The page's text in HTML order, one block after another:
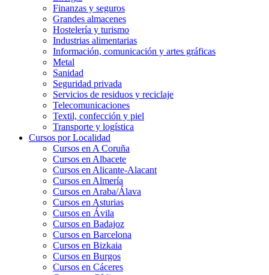
Finanzas y seguros
Grandes almacenes
Hostelería y turismo
Industrias alimentarias
Información, comunicación y artes gráficas
Metal
Sanidad
Seguridad privada
Servicios de residuos y reciclaje
Telecomunicaciones
Textil, confección y piel
Transporte y logística
Cursos por Localidad
Cursos en A Coruña
Cursos en Albacete
Cursos en Alicante-Alacant
Cursos en Almería
Cursos en Araba/Álava
Cursos en Asturias
Cursos en Ávila
Cursos en Badajoz
Cursos en Barcelona
Cursos en Bizkaia
Cursos en Burgos
Cursos en Cáceres